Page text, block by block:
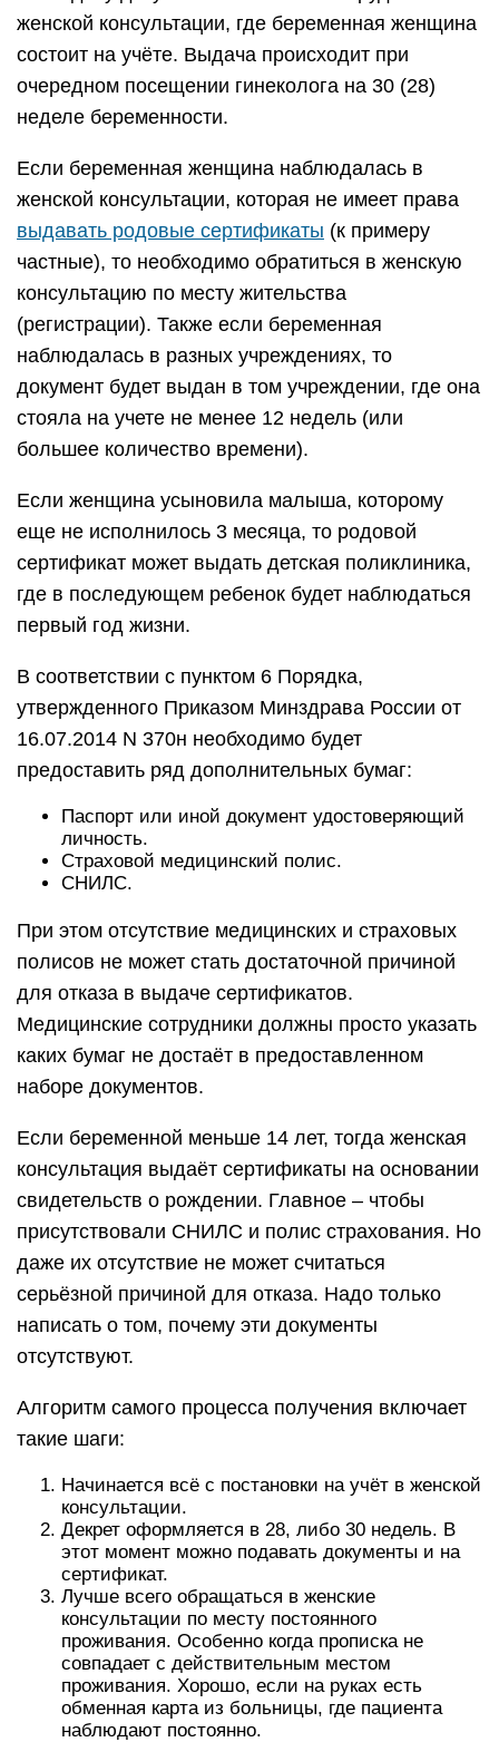
женской консультации, где беременная женщина
состоит на учёте. Выдача происходит при
очередном посещении гинеколога на 30 (28)
неделе беременности.
Если беременная женщина наблюдалась в
женской консультации, которая не имеет права
выдавать родовые сертификаты (к примеру
частные), то необходимо обратиться в женскую
консультацию по месту жительства
(регистрации). Также если беременная
наблюдалась в разных учреждениях, то
документ будет выдан в том учреждении, где она
стояла на учете не менее 12 недель (или
большее количество времени).
Если женщина усыновила малыша, которому
еще не исполнилось 3 месяца, то родовой
сертификат может выдать детская поликлиника,
где в последующем ребенок будет наблюдаться
первый год жизни.
В соответствии с пунктом 6 Порядка,
утвержденного Приказом Минздрава России от
16.07.2014 N 370н необходимо будет
предоставить ряд дополнительных бумаг:
Паспорт или иной документ удостоверяющий
личность.
Страховой медицинский полис.
СНИЛС.
При этом отсутствие медицинских и страховых
полисов не может стать достаточной причиной
для отказа в выдаче сертификатов.
Медицинские сотрудники должны просто указать
каких бумаг не достаёт в предоставленном
наборе документов.
Если беременной меньше 14 лет, тогда женская
консультация выдаёт сертификаты на основании
свидетельств о рождении. Главное – чтобы
присутствовали СНИЛС и полис страхования. Но
даже их отсутствие не может считаться
серьёзной причиной для отказа. Надо только
написать о том, почему эти документы
отсутствуют.
Алгоритм самого процесса получения включает
такие шаги:
Начинается всё с постановки на учёт в женской
консультации.
Декрет оформляется в 28, либо 30 недель. В
этот момент можно подавать документы и на
сертификат.
Лучше всего обращаться в женские
консультации по месту постоянного
проживания. Особенно когда прописка не
совпадает с действительным местом
проживания. Хорошо, если на руках есть
обменная карта из больницы, где пациента
наблюдают постоянно.